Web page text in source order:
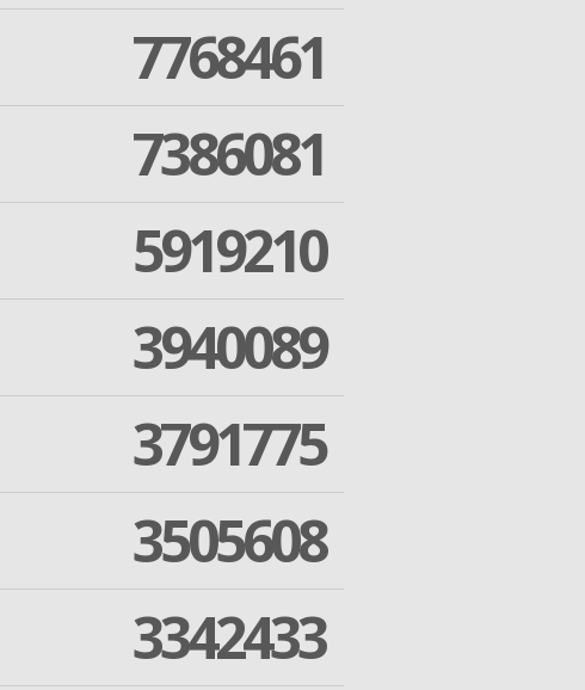
7768461
7386081
5919210
3940089
3791775
3505608
3342433